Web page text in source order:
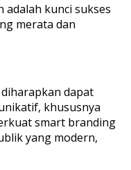
kunci sukses
merata dan
dapat
khususnya
smart branding
yang modern,